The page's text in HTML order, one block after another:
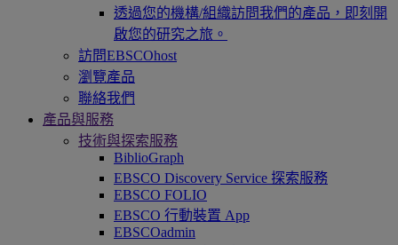
透過您的機構/組織訪問我們的產品，即刻開
啟您的研究之旅。
訪問EBSCOhost
瀏覽產品
聯絡我們
產品與服務
技術與探索服務
BiblioGraph
EBSCO Discovery Service 探索服務
EBSCO FOLIO
EBSCO 行動裝置 App
EBSCOadmin